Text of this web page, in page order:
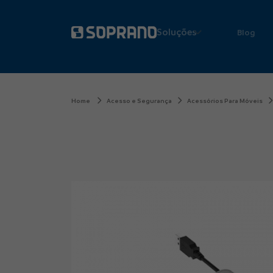
Soluções Blog
Home Acesso e Segurança Acessórios Para Móveis